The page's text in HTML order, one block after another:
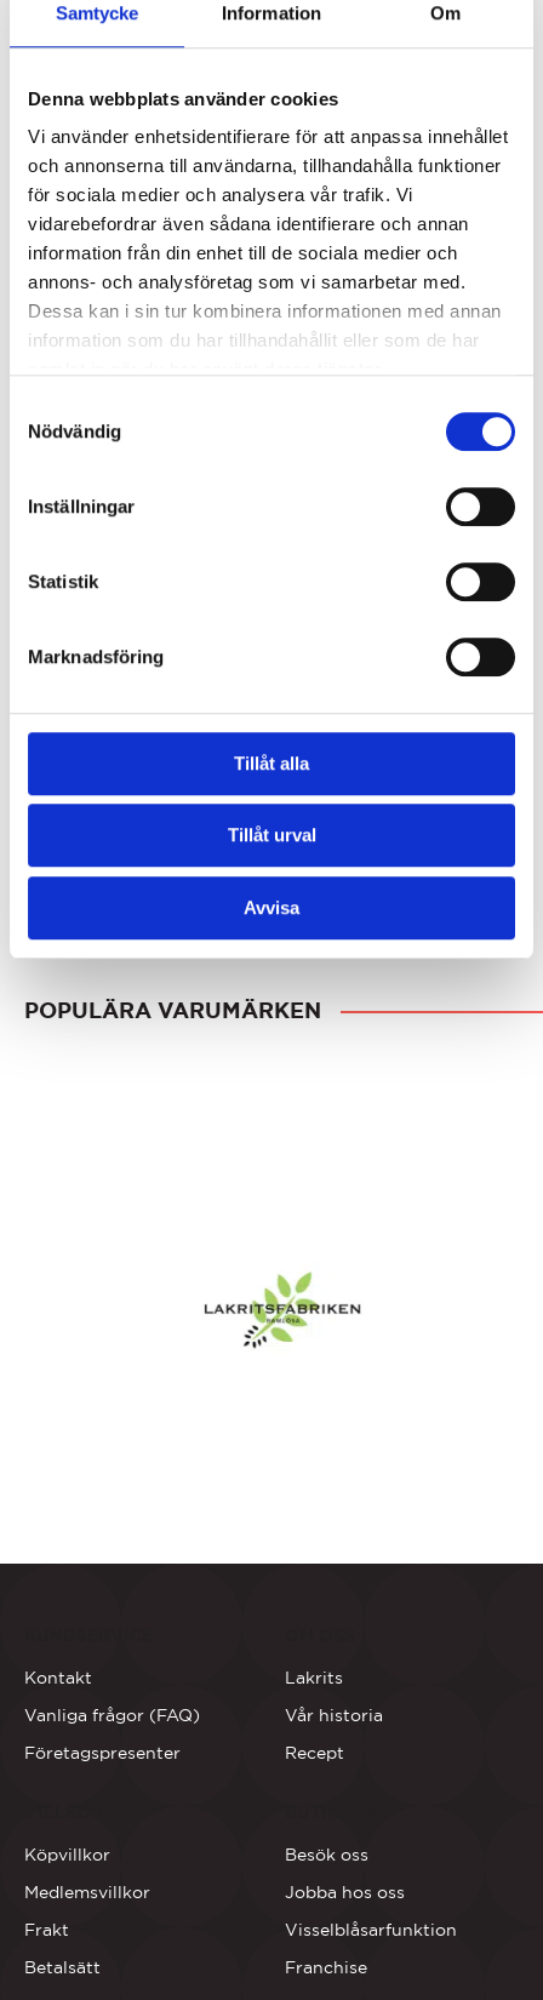
Samtycke Information Om
Denna webbplats använder cookies
Vi använder enhetsidentifierare för att anpassa innehållet
och annonserna till användarna, tillhandahålla funktioner
för sociala medier och analysera vår trafik. Vi
vidarebefordrar även sådana identifierare och annan
information från din enhet till de sociala medier och
annons- och analysföretag som vi samarbetar med.
Dessa kan i sin tur kombinera informationen med annan
information som du har tillhandahållit eller som de har
Nödvändig
Inställningar
Statistik
Marknadsföring
Tillåt alla
Tillåt urval
Avvisa
Lakridskompagniet
Extra Strong Salmiak
Licorice
139kr
Lakridskompagniet
Passion Fruit
159kr
Lakridskompagniet
Lakridskompagniet
Salmiak Licorice with
159kr
POPULÄRA VARUMÄRKEN
Kontakt
Vanliga frågor (FAQ)
Företagspresenter
Lakrits
Vår historia
Recept
Besök oss
Jobba hos oss
Visselblåsarfunktion
Franchise
Köpvillkor
Medlemsvillkor
Frakt
Betalsätt